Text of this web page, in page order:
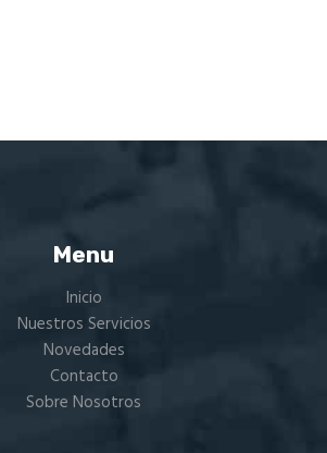
Menu
Inicio
Nuestros Servicios
Novedades
Contacto
Sobre Nosotros